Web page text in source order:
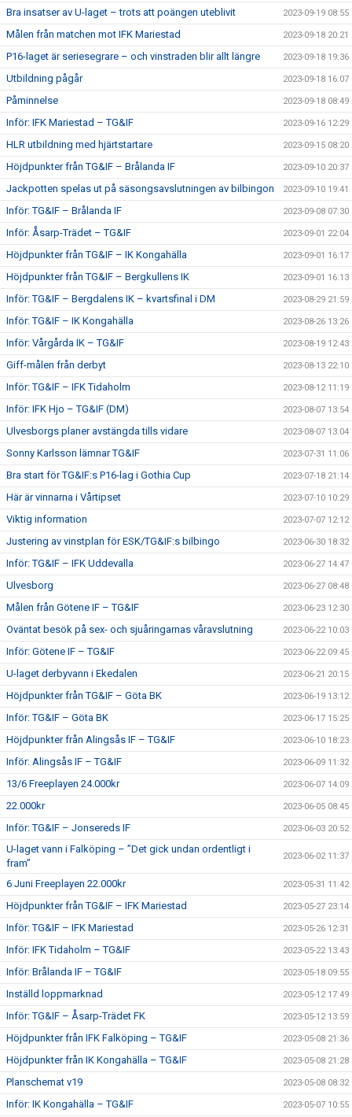
Bra insatser av U-laget – trots att poängen uteblivit 2023-09-19 08:55
Målen från matchen mot IFK Mariestad 2023-09-18 20:21
P16-laget är seriesegrare – och vinstraden blir allt längre 2023-09-18 19:36
Utbildning pågår 2023-09-18 16:07
Påminnelse 2023-09-18 08:49
Inför: IFK Mariestad – TG&IF 2023-09-16 12:29
HLR utbildning med hjärtstartare 2023-09-15 08:20
Höjdpunkter från TG&IF – Brålanda IF 2023-09-10 20:37
Jackpotten spelas ut på säsongsavslutningen av bilbingon 2023-09-10 19:41
Inför: TG&IF – Brålanda IF 2023-09-08 07:30
Inför: Åsarp-Trädet – TG&IF 2023-09-01 22:04
Höjdpunkter från TG&IF – IK Kongahälla 2023-09-01 16:17
Höjdpunkter från TG&IF – Bergkullens IK 2023-09-01 16:13
Inför: TG&IF – Bergdalens IK – kvartsfinal i DM 2023-08-29 21:59
Inför: TG&IF – IK Kongahälla 2023-08-26 13:26
Inför: Vårgårda IK – TG&IF 2023-08-19 12:43
Giff-målen från derbyt 2023-08-13 22:10
Inför: TG&IF – IFK Tidaholm 2023-08-12 11:19
Inför: IFK Hjo – TG&IF (DM) 2023-08-07 13:54
Ulvesborgs planer avstängda tills vidare 2023-08-07 13:04
Sonny Karlsson lämnar TG&IF 2023-07-31 11:06
Bra start för TG&IF:s P16-lag i Gothia Cup 2023-07-18 21:14
Här är vinnarna i Vårtipset 2023-07-10 10:29
Viktig information 2023-07-07 12:12
Justering av vinstplan för ESK/TG&IF:s bilbingo 2023-06-30 18:32
Inför: TG&IF – IFK Uddevalla 2023-06-27 14:47
Ulvesborg 2023-06-27 08:48
Målen från Götene IF – TG&IF 2023-06-23 12:30
Oväntat besök på sex- och sjuåringarnas våravslutning 2023-06-22 10:03
Inför: Götene IF – TG&IF 2023-06-22 09:45
U-laget derbyvann i Ekedalen 2023-06-21 20:15
Höjdpunkter från TG&IF – Göta BK 2023-06-19 13:12
Inför: TG&IF – Göta BK 2023-06-17 15:25
Höjdpunkter från Alingsås IF – TG&IF 2023-06-10 18:23
Inför: Alingsås IF – TG&IF 2023-06-09 11:32
13/6 Freeplayen 24.000kr 2023-06-07 14:09
22.000kr 2023-06-05 08:45
Inför: TG&IF – Jonsereds IF 2023-06-03 20:52
U-laget vann i Falköping – ”Det gick undan ordentligt i
fram”
2023-06-02 11:37
6 Juni Freeplayen 22.000kr 2023-05-31 11:42
Höjdpunkter från TG&IF – IFK Mariestad 2023-05-27 23:14
Inför: TG&IF – IFK Mariestad 2023-05-26 12:31
Inför: IFK Tidaholm – TG&IF 2023-05-22 13:43
Inför: Brålanda IF – TG&IF 2023-05-18 09:55
Inställd loppmarknad 2023-05-12 17:49
Inför: TG&IF – Åsarp-Trädet FK 2023-05-12 13:59
Höjdpunkter från IFK Falköping – TG&IF 2023-05-08 21:36
Höjdpunkter från IK Kongahälla – TG&IF 2023-05-08 21:28
Planschemat v19 2023-05-08 08:32
Inför: IK Kongahälla – TG&IF 2023-05-07 10:55